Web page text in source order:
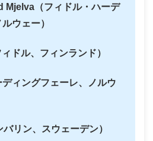
Mjelva（フィドル・ハーデ
ウェー）
ドル、フィンランド）
ィングフェーレ、ノルウ
リン、スウェーデン）